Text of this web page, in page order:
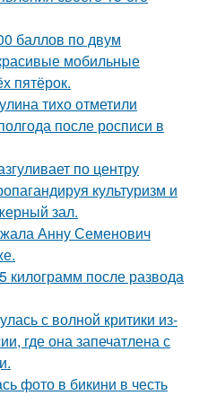
баллов по двум
мобильные
пятёрок.
тихо отметили
после росписи в
по центру
культуризм и
зал.
Анну Семенович
после развода
с волной критики из-
где она запечатлена с
фото в бикини в честь